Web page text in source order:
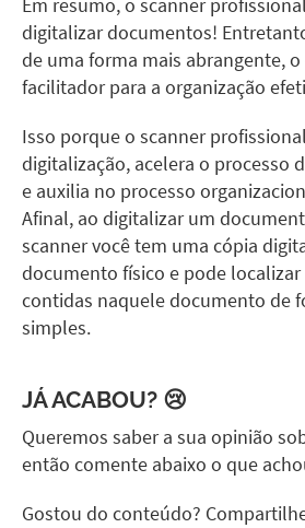
Em resumo, o scanner
digitalizar documentos!
de uma forma mais abrangente,
facilitador para a organização
Isso porque o scanner
digitalização, acelera o processo
e auxilia no processo
Afinal, ao digitalizar um
scanner você tem uma cópia
documento físico e pode localizar
contidas naquele documento de
simples.
JÁ ACABOU? 😢
Queremos saber a sua opinião
então comente abaixo o que
Gostou do conteúdo?